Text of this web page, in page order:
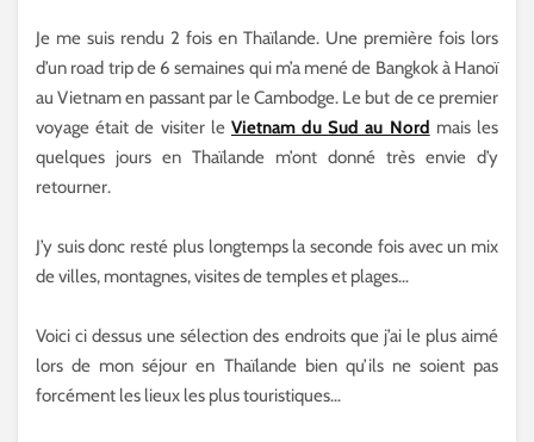
Je me suis rendu 2 fois en Thaïlande. Une première fois lors
d’un road trip de 6 semaines qui m’a mené de Bangkok à Hanoï
au Vietnam en passant par le Cambodge. Le but de ce premier
voyage était de visiter le Vietnam du Sud au Nord mais les
quelques jours en Thaïlande m’ont donné très envie d’y
retourner.
J’y suis donc resté plus longtemps la seconde fois avec un mix
de villes, montagnes, visites de temples et plages…
Voici ci dessus une sélection des endroits que j’ai le plus aimé
lors de mon séjour en Thaïlande bien qu’ils ne soient pas
forcément les lieux les plus touristiques…